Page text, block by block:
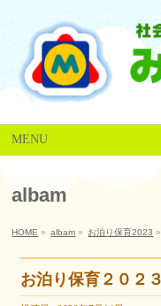
MENU
albam
HOME » albam » お泊り保育2023 »
お泊り保育２０２